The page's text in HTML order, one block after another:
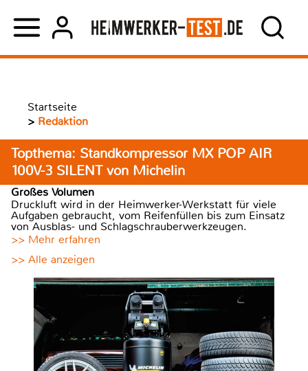
Startseite
> Redaktion
Topthema: Standkompressor MX POP AIR
100V-3 SILENT von Michelin
Großes Volumen
Druckluft wird in der Heimwerker-Werkstatt für viele
Aufgaben gebraucht, vom Reifenfüllen bis zum Einsatz
von Ausblas- und Schlagschrauberwerkzeugen.
>> Mehr erfahren
>> Alle anzeigen